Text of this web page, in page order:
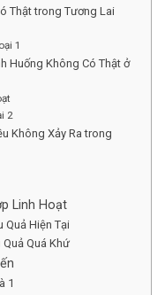
Thật trong Tương Lai
1
Huống Không Có Thật ở
2
Không Xảy Ra trong
Linh Hoạt
Quả Hiện Tại
Quá Khứ
1